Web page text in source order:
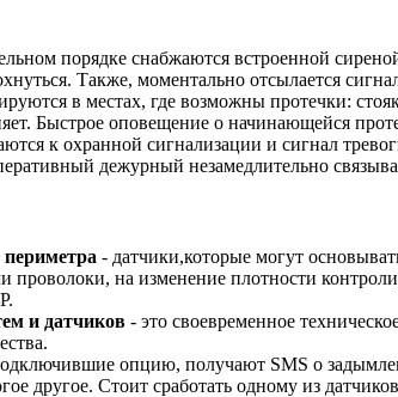
порядке снабжаются встроенной
Также, моментально отсылается
в местах, где возможны протечки:
Быстрое оповещение о начинающейся
к охранной сигнализации и сигнал
дежурный незамедлительно
периметра - датчики,которые могут
проволоки, на изменение плотности
и датчиков - это своевременное
опцию, получают SMS о
другое. Стоит сработать одному из